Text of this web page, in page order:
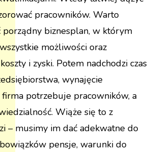
pracowników. Warto
biznesplan, w którym
możliwości oraz
i zyski. Potem nadchodzi czas
wynajęcie
firma potrzebuje pracowników, a
Wiąże się to z
– musimy im dać adekwatne do
pensje, warunki do